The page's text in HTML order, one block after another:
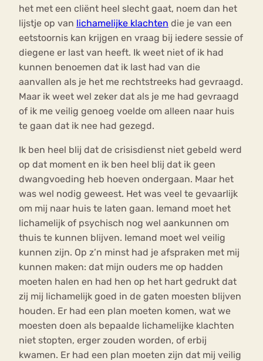
het met een cliënt heel slecht gaat, noem dan het
lijstje op van lichamelijke klachten die je van een
eetstoornis kan krijgen en vraag bij iedere sessie of
diegene er last van heeft. Ik weet niet of ik had
kunnen benoemen dat ik last had van die
aanvallen als je het me rechtstreeks had gevraagd.
Maar ik weet wel zeker dat als je me had gevraagd
of ik me veilig genoeg voelde om alleen naar huis
te gaan dat ik nee had gezegd.
Ik ben heel blij dat de crisisdienst niet gebeld werd
op dat moment en ik ben heel blij dat ik geen
dwangvoeding heb hoeven ondergaan. Maar het
was wel nodig geweest. Het was veel te gevaarlijk
om mij naar huis te laten gaan. Iemand moet het
lichamelijk of psychisch nog wel aankunnen om
thuis te kunnen blijven. Iemand moet wel veilig
kunnen zijn. Op z’n minst had je afspraken met mij
kunnen maken: dat mijn ouders me op hadden
moeten halen en had hen op het hart gedrukt dat
zij mij lichamelijk goed in de gaten moesten blijven
houden. Er had een plan moeten komen, wat we
moesten doen als bepaalde lichamelijke klachten
niet stopten, erger zouden worden, of erbij
kwamen. Er had een plan moeten zijn dat mij veilig